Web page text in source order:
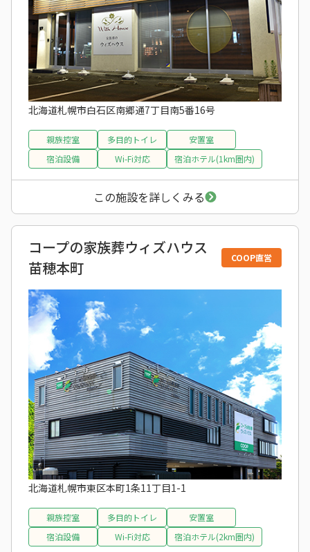
北海道札幌市白石区南郷通7丁目南5番16号
親族控室 多目的トイレ
安置室
宿泊設備
Wi-Fi対応 宿泊ホテル(1km圏内)
この施設を詳しくみる
コープの家族葬ウィズハウス
苗穂本町
COOP直営
北海道札幌市東区本町1条11丁目1-1
親族控室 多目的トイレ
安置室
宿泊設備
Wi-Fi対応 宿泊ホテル(2km圏内)